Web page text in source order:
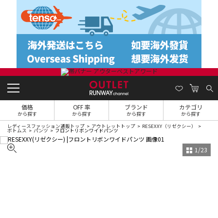
価格
から探す
OFF 率
から探す
ブランド
から探す
カテゴリ
から探す
レディースファッション通販トップ アウトレットトップ RESEXXY（リゼクシー）
ボトムス パンツ フロントリボンワイドパンツ
1 /23